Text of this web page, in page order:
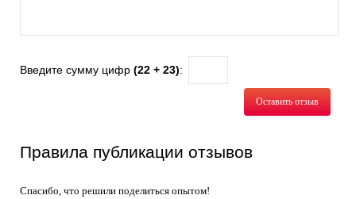
Введите сумму цифр (22 + 23):
Оставить отзыв
Правила публикации отзывов
Спасибо, что решили поделиться опытом!